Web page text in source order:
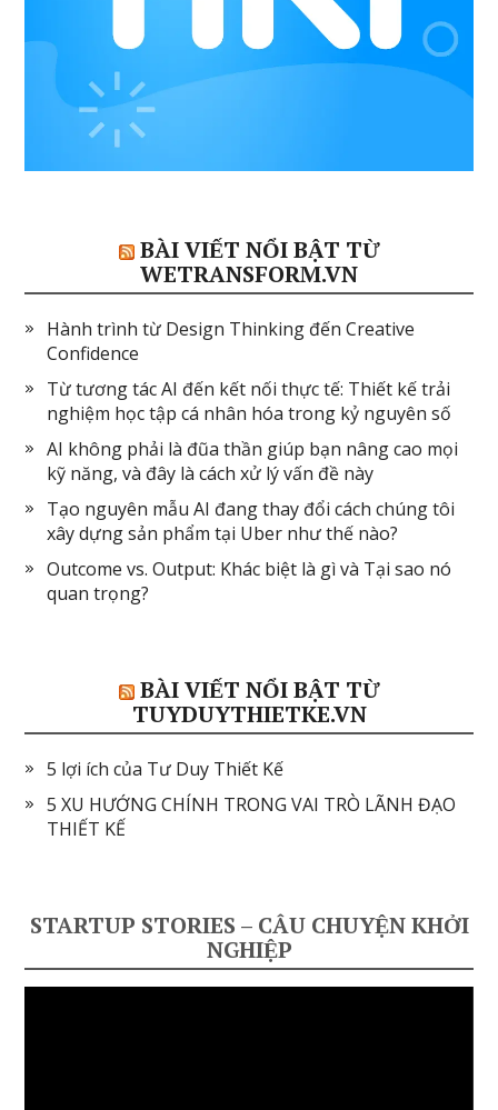
BÀI VIẾT NỔI BẬT TỪ
WETRANSFORM.VN
Hành trình từ Design Thinking đến Creative
Confidence
Từ tương tác AI đến kết nối thực tế: Thiết kế trải
nghiệm học tập cá nhân hóa trong kỷ nguyên số
AI không phải là đũa thần giúp bạn nâng cao mọi
kỹ năng, và đây là cách xử lý vấn đề này
Tạo nguyên mẫu AI đang thay đổi cách chúng tôi
xây dựng sản phẩm tại Uber như thế nào?
Outcome vs. Output: Khác biệt là gì và Tại sao nó
quan trọng?
BÀI VIẾT NỔI BẬT TỪ
TUYDUYTHIETKE.VN
5 lợi ích của Tư Duy Thiết Kế
5 XU HƯỚNG CHÍNH TRONG VAI TRÒ LÃNH ĐẠO
THIẾT KẾ
STARTUP STORIES – CÂU CHUYỆN KHỞI
NGHIỆP